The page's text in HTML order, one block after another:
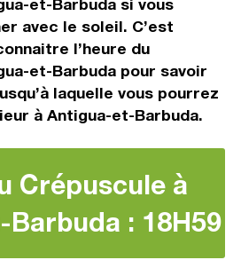
et-Barbuda si vous
avec le soleil. C’est
l’heure du
et-Barbuda pour savoir
laquelle vous pourrez
à Antigua-et-Barbuda.
Crépuscule à
: 18H59